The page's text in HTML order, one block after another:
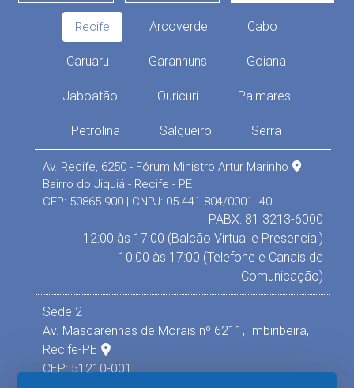
Recife Arcoverde Cabo
Caruaru Garanhuns Goiana
Jaboatão Ouricuri Palmares
Petrolina Salgueiro Serra
Av. Recife, 6250 - Fórum Ministro Artur Marinho
Bairro do Jiquiá - Recife - PE
CEP: 50865-900 | CNPJ: 05.441.804/0001- 40
PABX: 81 3213-6000
12:00 às 17:00 (Balcão Virtual e Presencial)
10:00 às 17:00 (Telefone e Canais de
Comunicação)
Sede 2
Av. Mascarenhas de Morais nº 6211, Imbiribeira,
Recife-PE
CEP: 51210-001